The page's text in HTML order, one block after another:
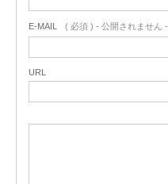
E-MAIL ( 必須 ) - 公開されません -
URL